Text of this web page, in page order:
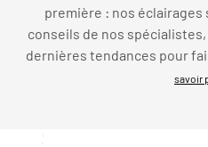
première : nos
conseils de nos
dernières tendances pour
savoir